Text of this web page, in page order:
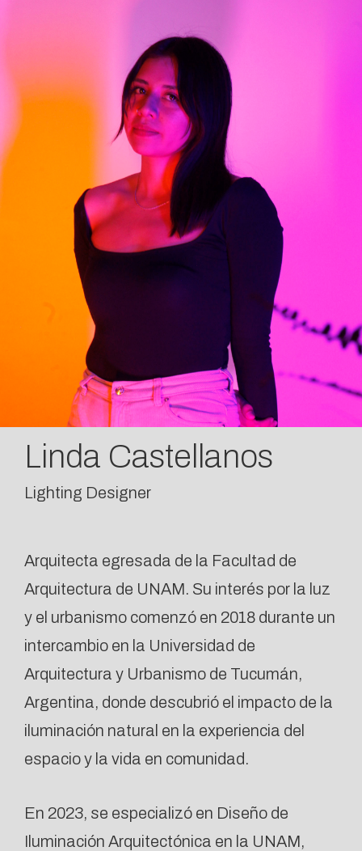
Linda Castellanos
Lighting Designer
Arquitecta egresada de la Facultad de
Arquitectura de UNAM. Su interés por la luz
y el urbanismo comenzó en 2018 durante un
intercambio en la Universidad de
Arquitectura y Urbanismo de Tucumán,
Argentina, donde descubrió el impacto de la
iluminación natural en la experiencia del
espacio y la vida en comunidad.
En 2023, se especializó en Diseño de
Iluminación Arquitectónica en la UNAM,